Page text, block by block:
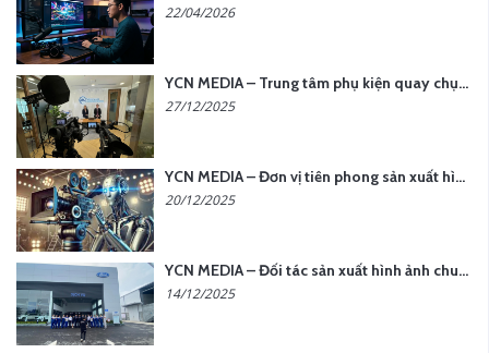
22/04/2026
YCN MEDIA – Trung tâm phụ kiện quay chụp tại Hà Nội
27/12/2025
YCN MEDIA – Đơn vị tiên phong sản xuất hình ảnh & âm thanh bằng AI tại Hà Nội
20/12/2025
YCN MEDIA – Đối tác sản xuất hình ảnh chuyên nghiệp cho doanh nghiệp tại Hà Nội
14/12/2025